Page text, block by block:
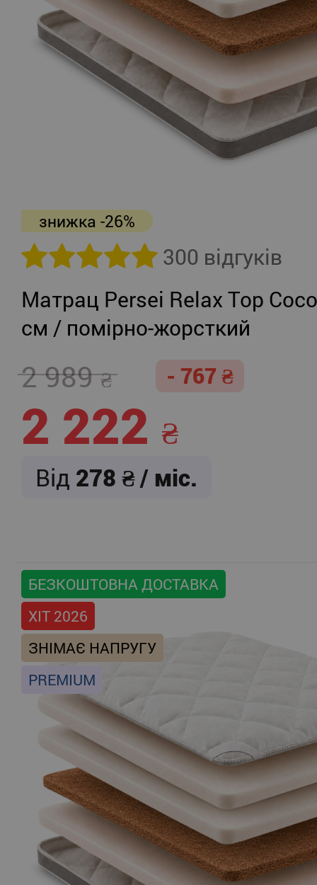
знижка -26%
300 відгуків
Матрац Persei Relax Top
см / помірно-жорсткий
2 989 - 767
2 222
Від 278 / міс.
БЕЗКОШТОВНА ДОСТАВКА
ХІТ 2026
ЗНІМАЄ НАПРУГУ
PREMIUM